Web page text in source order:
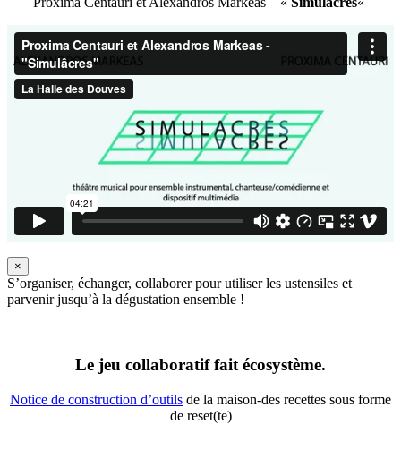
×
S’organiser, échanger, collaborer pour utiliser les ustensiles et
parvenir jusqu’à la dégustation ensemble !
Le jeu collaboratif fait écosystème.
Notice de construction d’outils de la maison-des recettes sous forme
de reset(te)